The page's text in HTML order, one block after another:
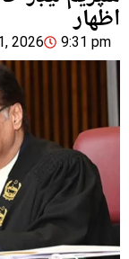
اظهار
2026 9:31 pm